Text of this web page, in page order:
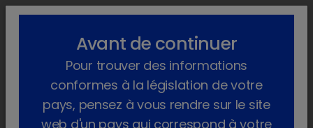
lock_outline search menu
Avant de continuer
Pour trouver des informations
conformes à la législation de votre
pays, pensez à vous rendre sur le site
web d'un pays qui correspond à votre